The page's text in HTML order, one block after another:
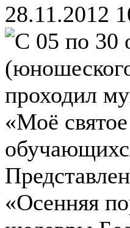
28.11.2012
С 05 по 30
проходил
«Моё
«Осенняя